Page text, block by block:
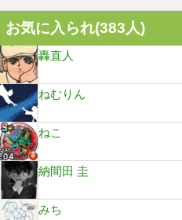
お気に入られ(383人)
轟直人
ねむりん
ねこ
納間田 圭
みち